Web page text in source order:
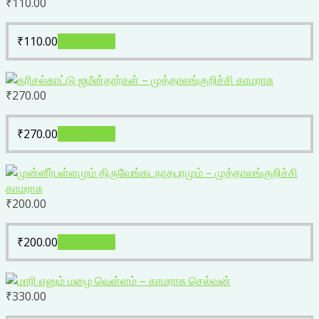
₹110.00
₹270.00
₹270.00
₹200.00
₹200.00
₹330.00